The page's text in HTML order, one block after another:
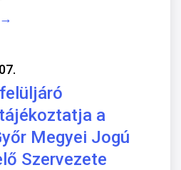
→
a
Megyei Jogú
Szervezete